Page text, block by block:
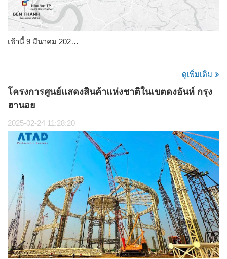
เช้านี้ 9 มีนาคม 202…
ดูเพิ่มเติม
โครงการศูนย์แสดงสินค้าแห่งชาติในเขตดงอันห์ กรุง
ฮานอย
2025-02-24 11:28:20